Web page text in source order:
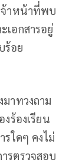
จ้าหน้าที่พบ
เอกสารอยู่
ร้อย
าทวงถาม
ร้องเรียน
ใดๆ คงไม่
รตรวจสอบ